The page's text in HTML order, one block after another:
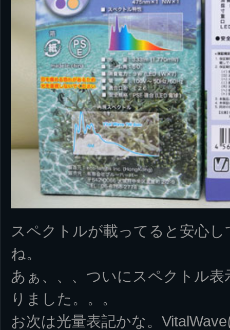
スペクトルが載ってると安心
ね。
あぁ、、、ついにスペクトル
りました。。。
お次は光量表記かな。